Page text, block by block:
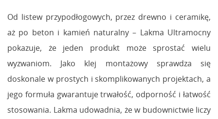
Od listew przypodłogowych, przez drewno i ceramikę,
aż po beton i kamień naturalny – Lakma Ultramocny
pokazuje, że jeden produkt może sprostać wielu
wyzwaniom. Jako klej montażowy sprawdza się
doskonale w prostych i skomplikowanych projektach, a
jego formuła gwarantuje trwałość, odporność i łatwość
stosowania. Lakma udowadnia, że w budownictwie liczy